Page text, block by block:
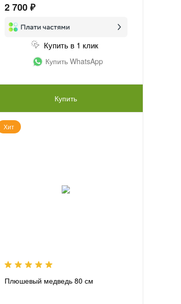
2 700 ₽
Купить в 1 клик
Купить WhatsApp
Купить
Хит
Плюшевый медведь 80 см